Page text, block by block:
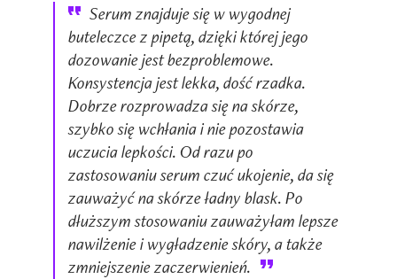
Serum znajduje się w wygodnej
buteleczce z pipetą, dzięki której jego
dozowanie jest bezproblemowe.
Konsystencja jest lekka, dość rzadka.
Dobrze rozprowadza się na skórze,
szybko się wchłania i nie pozostawia
uczucia lepkości. Od razu po
zastosowaniu serum czuć ukojenie, da się
zauważyć na skórze ładny blask. Po
dłuższym stosowaniu zauważyłam lepsze
nawilżenie i wygładzenie skóry, a także
zmniejszenie zaczerwienień.